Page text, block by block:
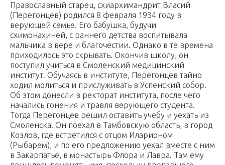
Православный старец, схиархимандрит Власий
(Перегонцев) родился 8 февраля 1934 году в
верующей семье. Его бабушка, будучи
схимонахиней, с раннего детства воспитывала
мальчика в вере и благочестии. Однако в те времена
приходилось это скрывать. Окончив школу, он
поступил учиться в Смоленский медицинский
институт. Обучаясь в институте, Перегонцев тайно
ходил молиться и прислуживать в Успенский собор.
Об этом донесли в ректорат института, после чего
начались гонения и травля верующего студента.
Тогда Перегонцев решил оставить учебу и уехать из
Смоленска. Он поехал в Тамбовскую область, в город
Козлов, где встретился с отцом Иларионом
(Рыбарем), и по его предложению уехал вместе с ним
в Закарпатье, в монастырь Флора и Лавра. Там ему